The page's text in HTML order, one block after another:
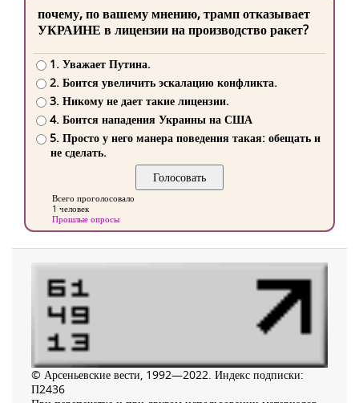
почему, по вашему мнению, трамп отказывает
УКРАИНЕ в лицензии на производство ракет?
1. Уважает Путина.
2. Боится увеличить эскалацию конфликта.
3. Никому не дает такие лицензии.
4. Боится нападения Украины на США
5. Просто у него манера поведения такая: обещать и
не сделать.
Всего проголосовало
1 человек
Прошлые опросы
© Арсеньевские вести, 1992—2022. Индекс подписки:
П2436